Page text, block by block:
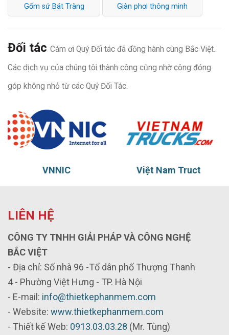
Gốm sứ Bát Tràng Giàn phơi thông minh
Đối tác Cám ơi Quý Đối tác đã đồng hành cùng Bắc Việt.
Các dịch vụ của chúng tôi thành công cũng nhờ công đóng
góp không nhỏ từ các Quý Đối Tác.
Việt Nam Truct Thủy vũ
LIÊN HỆ
CÔNG TY TNHH GIẢI PHÁP VÀ CÔNG NGHỆ
BẮC VIỆT
- Địa chỉ: Số nhà 96 -Tổ dân phố Thượng Thanh
4 - Phường Việt Hưng - TP. Hà Nội
- E-mail: info@thietkephanmem.com
- Website: www.thietkephanmem.com
- Thiết kế Web: 0913.03.03.28 (Mr. Tùng)